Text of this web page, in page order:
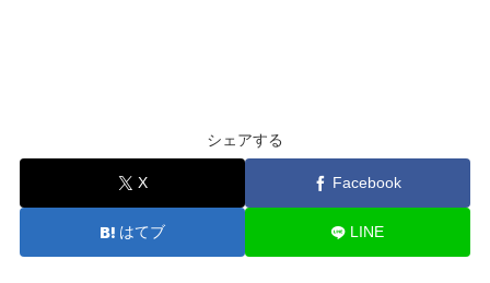
シェアする
X Facebook
はてブ LINE